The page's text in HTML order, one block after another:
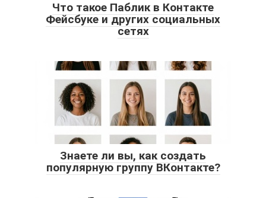
Что такое Паблик в Контакте
Фейсбуке и других социальных
сетях
Знаете ли вы, как создать
популярную группу ВКонтакте?